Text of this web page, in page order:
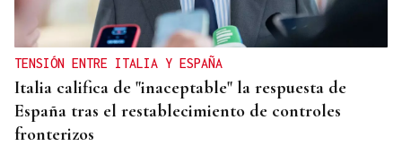
TENSIÓN ENTRE ITALIA Y ESPAÑA
Italia califica de "inaceptable" la respuesta de
España tras el restablecimiento de controles
fronterizos